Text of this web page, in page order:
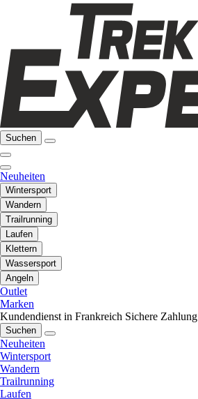
Suchen
Neuheiten
Wintersport
Wandern
Trailrunning
Laufen
Klettern
Wassersport
Angeln
Outlet
Marken
Kundendienst in Frankreich Sichere Zahlung
Suchen
Neuheiten
Wintersport
Wandern
Trailrunning
Laufen